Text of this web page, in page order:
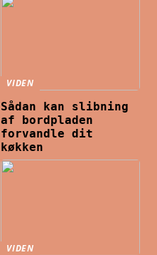
VIDEN
Sådan kan slibning
af bordpladen
forvandle dit
køkken
VIDEN